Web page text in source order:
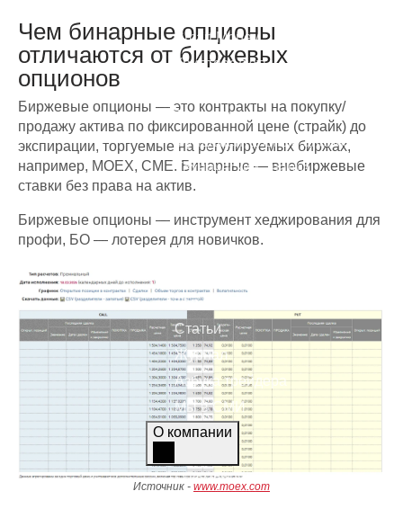
Smart Money
Криптовалюты
Торговые стратегии
Фундаментальный анализ
Технический анализ
Графики
Топ-новости
Статьи
Журнал
Азбука трейдера
Мы в СМИ
О компании
О компании
Чем бинарные опционы
отличаются от биржевых
опционов
Биржевые опционы — это контракты на покупку/
продажу актива по фиксированной цене (страйк) до
экспирации, торгуемые на регулируемых биржах,
например, MOEX, CME. Бинарные — внебиржевые
ставки без права на актив.
Биржевые опционы — инструмент хеджирования для
профи, БО — лотерея для новичков.
Источник - www.moex.com